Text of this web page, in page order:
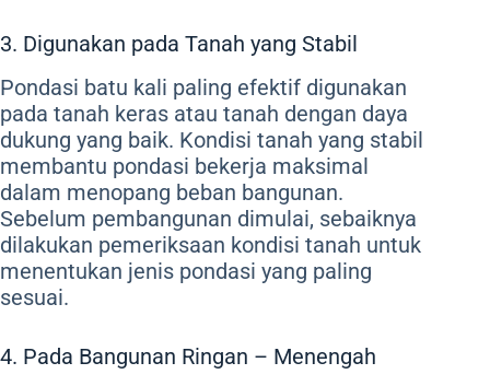
3. Digunakan pada Tanah yang Stabil
Pondasi batu kali paling efektif digunakan
pada tanah keras atau tanah dengan daya
dukung yang baik. Kondisi tanah yang stabil
membantu pondasi bekerja maksimal
dalam menopang beban bangunan.
Sebelum pembangunan dimulai, sebaiknya
dilakukan pemeriksaan kondisi tanah untuk
menentukan jenis pondasi yang paling
sesuai.
4. Pada Bangunan Ringan – Menengah